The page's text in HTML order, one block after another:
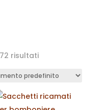
risultati